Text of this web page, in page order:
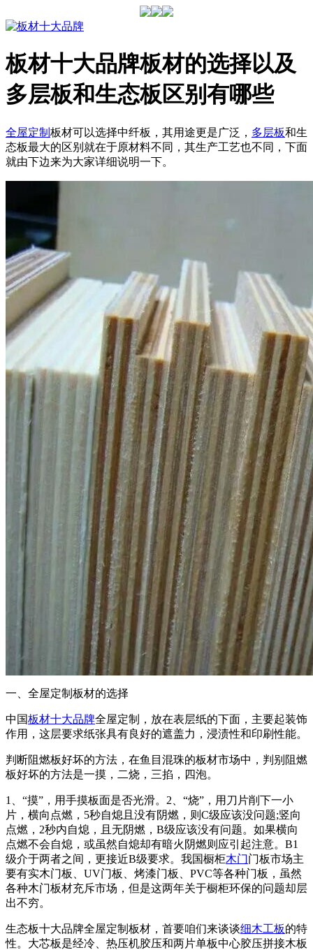
板材十大品牌板材的选择以及
多层板和生态板区别有哪些
全屋定制 板材可以选择中纤板，其用途更是广泛， 多层板和生
态板最大的区别就在于原材料不同，其生产工艺也不同，下面
就由下边来为大家详细说明一下。
一、全屋定制板材的选择
中国板材十大品牌全屋定制，放在表层纸的下面，主要起装饰
作用，这层要求纸张具有良好的遮盖力，浸渍性和印刷性能。
判断阻燃板好坏的方法，在鱼目混珠的板材市场中，判别阻燃
板好坏的方法是一摸，二烧，三掐，四泡。
1、“摸”，用手摸板面是否光滑。2、“烧”，用刀片削下一小
片，横向点燃，5秒自熄且没有阴燃，则C级应该没问题;竖向
点燃，2秒内自熄，且无阴燃，B级应该没有问题。如果横向
点燃不会自熄，或虽然自熄却有暗火阴燃则应引起注意。B1
级介于两者之间，更接近B级要求。我国橱柜木门门板市场主
要有实木门板、UV门板、烤漆门板、PVC等各种门板，虽然
各种木门板材充斥市场，但是这两年关于橱柜环保的问题却层
出不穷。
生态板十大品牌全屋定制板材，首要咱们来谈谈细木工板的特
性。大芯板是经冷、热压机胶压和两片单板中心胶压拼接木板